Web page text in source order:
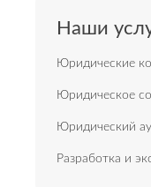
Наши
Юридические
Юридическое
Юридический
Разработка и